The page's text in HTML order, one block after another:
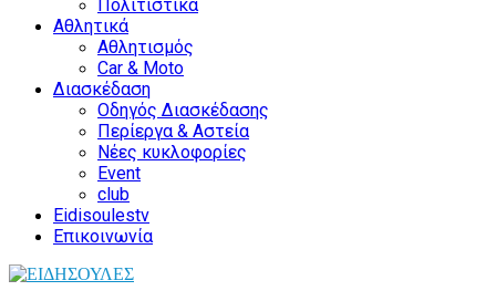
Πολιτιστικά
Αθλητικά
Αθλητισμός
Car & Moto
Διασκέδαση
Οδηγός Διασκέδασης
Περίεργα & Αστεία
Νέες κυκλοφορίες
Event
club
Eidisoulestv
Επικοινωνία